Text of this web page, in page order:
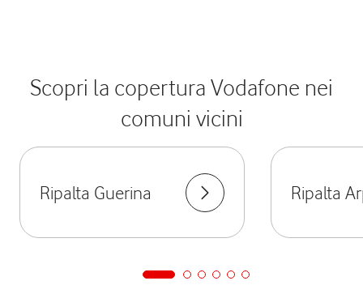
Scopri la copertura Vodafone nei
comuni vicini
Ripalta Guerina Ripalta